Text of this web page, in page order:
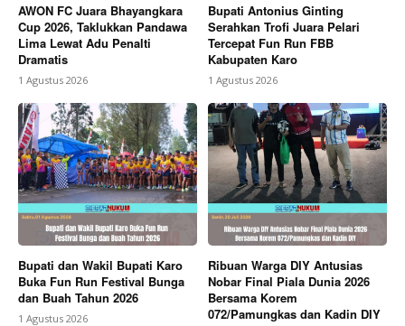
AWON FC Juara Bhayangkara
Cup 2026, Taklukkan Pandawa
Lima Lewat Adu Penalti
Dramatis
1 Agustus 2026
Bupati Antonius Ginting
Serahkan Trofi Juara Pelari
Tercepat Fun Run FBB
Kabupaten Karo
1 Agustus 2026
Bupati dan Wakil Bupati Karo
Buka Fun Run Festival Bunga
dan Buah Tahun 2026
1 Agustus 2026
Ribuan Warga DIY Antusias
Nobar Final Piala Dunia 2026
Bersama Korem
072/Pamungkas dan Kadin DIY